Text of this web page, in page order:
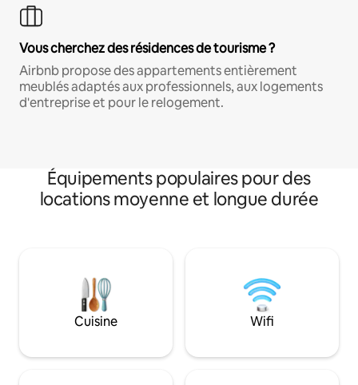
Vous cherchez des résidences de tourisme ?
Airbnb propose des appartements entièrement
meublés adaptés aux professionnels, aux logements
d'entreprise et pour le relogement.
Équipements populaires pour des
locations moyenne et longue durée
Cuisine Wifi